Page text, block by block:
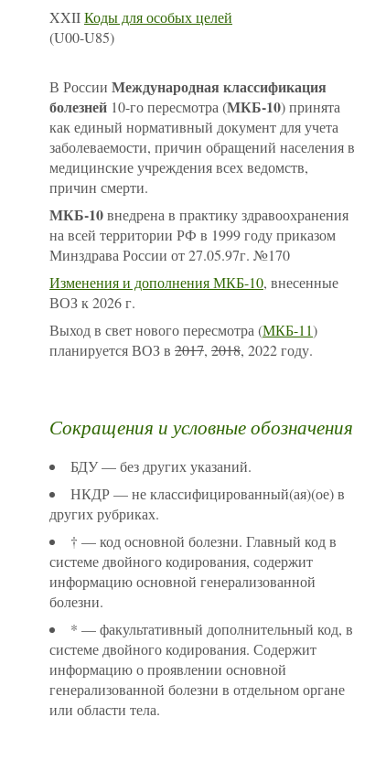
XXIIКоды для особых целей
(U00-U85)
В России Международная классификация
болезней 10-го пересмотра (МКБ-10) принята
как единый нормативный документ для учета
заболеваемости, причин обращений населения в
медицинские учреждения всех ведомств,
причин смерти.
МКБ-10внедрена в практику здравоохранения
на всей территории РФ в 1999 году приказом
Минздрава России от 27.05.97г. №170
Изменения и дополнения МКБ-10, внесенные
ВОЗ к 2026 г.
Выход в свет нового пересмотра (МКБ-11)
планируется ВОЗ в 2017, 2018, 2022 году.
Сокращения и условные обозначения
БДУ — без других указаний.
НКДР — не классифицированный(ая)(ое) в
других рубриках.
† — код основной болезни. Главный код в
системе двойного кодирования, содержит
информацию основной генерализованной
болезни.
* — факультативный дополнительный код, в
системе двойного кодирования. Содержит
информацию о проявлении основной
генерализованной болезни в отдельном органе
или области тела.